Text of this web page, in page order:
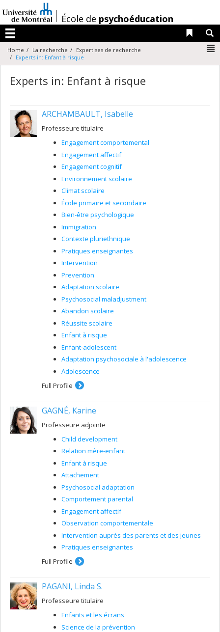
au
contenu
/École de psychoéducation
Menu
Liens
Home La recherche
Expertises de recherche
Experts in: Enfant à risque
Experts in: Enfant à risque
ARCHAMBAULT, Isabelle
Professeure titulaire
Engagement comportemental
Engagement affectif
Engagement cognitif
Environnement scolaire
Climat scolaire
École primaire et secondaire
Bien-être psychologique
Immigration
Contexte pluriethnique
Pratiques enseignantes
Intervention
Prevention
Adaptation scolaire
Psychosocial maladjustment
Abandon scolaire
Réussite scolaire
Enfant à risque
Enfant-adolescent
Adaptation psychosociale à l'adolescence
Adolescence
Full Profile
GAGNÉ, Karine
Professeure adjointe
Child development
Relation mère-enfant
Enfant à risque
Attachement
Psychosocial adaptation
Comportement parental
Engagement affectif
Observation comportementale
Intervention auprès des parents et des jeunes
Pratiques enseignantes
Full Profile
PAGANI, Linda S.
Professeure titulaire
Enfants et les écrans
Science de la prévention